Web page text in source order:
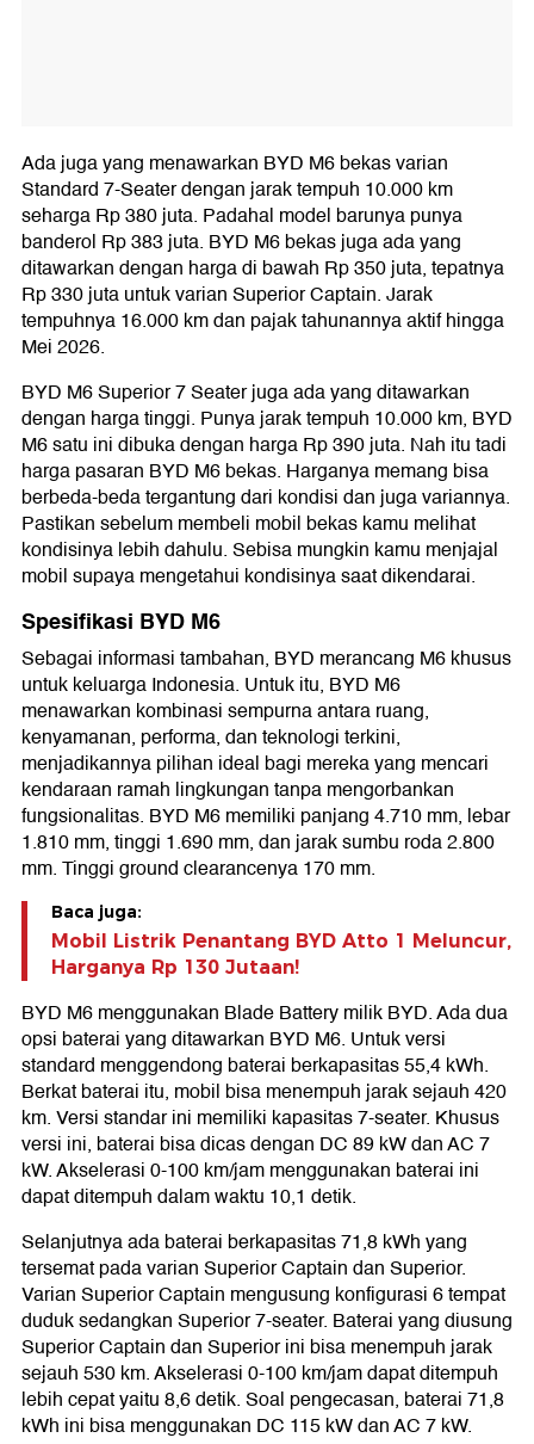
Ada juga yang menawarkan BYD M6 bekas varian
Standard 7-Seater dengan jarak tempuh 10.000 km
seharga Rp 380 juta. Padahal model barunya punya
banderol Rp 383 juta. BYD M6 bekas juga ada yang
ditawarkan dengan harga di bawah Rp 350 juta, tepatnya
Rp 330 juta untuk varian Superior Captain. Jarak
tempuhnya 16.000 km dan pajak tahunannya aktif hingga
Mei 2026.
BYD M6 Superior 7 Seater juga ada yang ditawarkan
dengan harga tinggi. Punya jarak tempuh 10.000 km, BYD
M6 satu ini dibuka dengan harga Rp 390 juta. Nah itu tadi
harga pasaran BYD M6 bekas. Harganya memang bisa
berbeda-beda tergantung dari kondisi dan juga variannya.
Pastikan sebelum membeli mobil bekas kamu melihat
kondisinya lebih dahulu. Sebisa mungkin kamu menjajal
mobil supaya mengetahui kondisinya saat dikendarai.
Spesifikasi BYD M6
Sebagai informasi tambahan, BYD merancang M6 khusus
untuk keluarga Indonesia. Untuk itu, BYD M6
menawarkan kombinasi sempurna antara ruang,
kenyamanan, performa, dan teknologi terkini,
menjadikannya pilihan ideal bagi mereka yang mencari
kendaraan ramah lingkungan tanpa mengorbankan
fungsionalitas. BYD M6 memiliki panjang 4.710 mm, lebar
1.810 mm, tinggi 1.690 mm, dan jarak sumbu roda 2.800
mm. Tinggi ground clearancenya 170 mm.
Baca juga:
Mobil Listrik Penantang BYD Atto 1 Meluncur,
Harganya Rp 130 Jutaan!
BYD M6 menggunakan Blade Battery milik BYD. Ada dua
opsi baterai yang ditawarkan BYD M6. Untuk versi
standard menggendong baterai berkapasitas 55,4 kWh.
Berkat baterai itu, mobil bisa menempuh jarak sejauh 420
km. Versi standar ini memiliki kapasitas 7-seater. Khusus
versi ini, baterai bisa dicas dengan DC 89 kW dan AC 7
kW. Akselerasi 0-100 km/jam menggunakan baterai ini
dapat ditempuh dalam waktu 10,1 detik.
Selanjutnya ada baterai berkapasitas 71,8 kWh yang
tersemat pada varian Superior Captain dan Superior.
Varian Superior Captain mengusung konfigurasi 6 tempat
duduk sedangkan Superior 7-seater. Baterai yang diusung
Superior Captain dan Superior ini bisa menempuh jarak
sejauh 530 km. Akselerasi 0-100 km/jam dapat ditempuh
lebih cepat yaitu 8,6 detik. Soal pengecasan, baterai 71,8
kWh ini bisa menggunakan DC 115 kW dan AC 7 kW.